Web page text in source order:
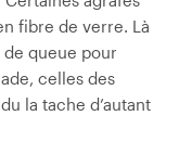
fibre de verre. Là
de queue pour
celles des
la tache d’autant